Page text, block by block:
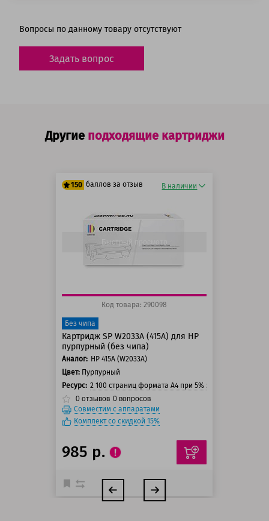
Вопросы по данному товару отсутствуют
Задать вопрос
Другие подходящие картриджи
150 баллов за отзыв
125 баллов
150 баллов
В наличии
Быстрый просмотр
Код товара: 290098
Без чипа
Картридж SP W2033A (415A) для HP
пурпурный (без чипа)
Аналог: HP 415A (W2033A)
Цвет: Пурпурный
Ресурс: 2 100 страниц формата А4 при 5% заполнении
0 отзывов 0 вопросов
Совместим с аппаратами
Комплект со скидкой 15%
985 р.